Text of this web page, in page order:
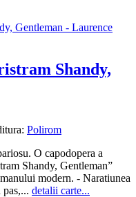
Shandy,
Polirom
O capodopera a
Shandy, Gentleman”
modern. - Naratiunea
detalii carte...